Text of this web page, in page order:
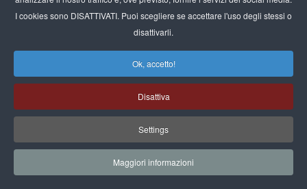
I cookies sono DISATTIVATI. Puoi scegliere se accettare l'uso degli stessi o
disattivarli.
Ok, accetto!
Disattiva
Settings
Maggiori informazioni
Il cuore del progetto Roadster è un tettuccio di protezione
privo di montante anteriore